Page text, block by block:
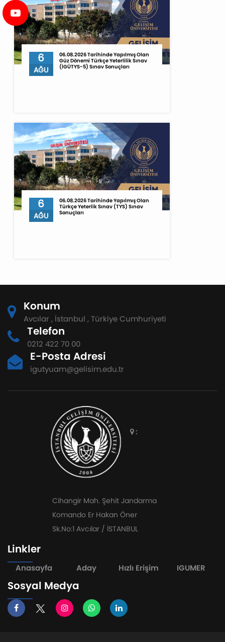
6
AĞU
06.08.2026 Tarihinde Yapılmış Olan
Güz Dönemi Türkçe Yeterlilik Sınav
(İGÜTYS-5) Sınav Sonuçları
6
AĞU
06.08.2026 Tarihinde Yapılmış Olan
Türkçe Yeterlik Sınav (TYS) Sınav
Sonuçları
Konum
Avcılar , İstanbul , Türkiye Cumhuriyeti
Telefon
0212 422 70 00
E-Posta Adresi
igutyuam@gelisim.edu.tr
:
Cihangir Mah. Şehit Jandarma
Komando Er Hakan Öner
Sk.No:1 Avcılar / İSTANBUL
Linkler
Anasayfa Aday Hızlı Erişim IGUMER
Sosyal Medya